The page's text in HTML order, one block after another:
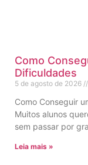
Como
Dificuldades
5 de agosto de 2026
Como Conseguir
Muitos alunos
sem passar por
Leia mais »